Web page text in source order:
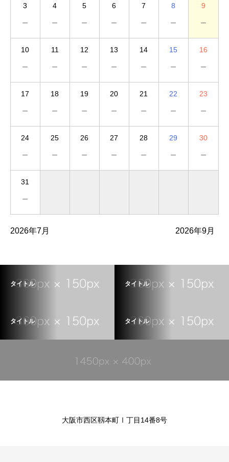
3
－
4
－
5
－
6
－
7
－
8
－
9
－
10
－
11
－
12
－
13
－
14
－
15
－
16
－
17
－
18
－
19
－
20
－
21
－
22
－
23
－
24
－
25
－
26
－
27
－
28
－
29
－
30
－
31
－
2026年7月 2026年9月
タイトル タイトル
タイトル タイトル
大阪市西区靱本町Ⅰ丁目14番8号